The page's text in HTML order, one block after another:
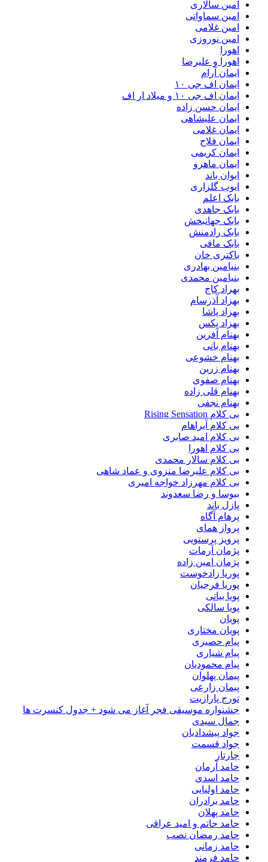
امین سالاری
امین سماواتی
امین غلامی
امین نوروزی
اهورا
اهورا و علیرضا
ایمان آرام
ایمان اف جی ۱۰
ایمان اف جی ۱۰ و میلاد ار اف
ایمان حسن زاده
ایمان علیشاهی
ایمان غلامی
ایمان فلاح
ایمان کریمی
ایمان ماهرو
ایوان باند
ایوب گلزاری
بابک اعلم
بابک جاهدی
بابک جهانبخش
بابک رادمنش
بابک مافی
باکتری خان
بنیامین بهادری
بنیامین محمدی
بهراد کاج
بهزاد آذرسام
بهزاد پاشا
بهزاد پکس
بهنام آفرین
بهنام بانی
بهنام خشوعی
بهنام زرین
بهنام صفوی
بهنام قلی زاده
بهنام نجفی
بی کلام Rising Sensation
بی کلام آبراهام
بی کلام امید صابری
بی کلام اهورا
بی کلام سالار محمدی
بی کلام علیرضا منزوی و عماد شاهی
بی کلام مهرزاد خواجه امیری
بیوسا و رضا سعدوند
پازل باند
پرهام آگاه
پرواز همای
پرویز پرستویی
پژمان آرمات
پژمان امین زاده
پوریا زادخوست
پوریا فرجیان
پویا بیاتی
پویا سالکی
پویان
پویان مختاری
پیام حصیری
پیام شیاری
پیام محمودیان
پیمان پهلوان
پیمان زارعی
تورج پارازیت
جشنواره موسیقی فجر آغاز می شود + جدول کنسرت ها
جمال سیدی
جواد پیشدادیان
جواد قسمت
چارتار
حامد آرمان
حامد اسدی
حامد اولیایی
حامد برادران
حامد پهلان
حامد حاتم و امید عراقی
حامد رمضان نصب
حامد زمانی
حامد فرمند